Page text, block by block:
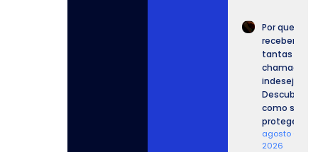
Por que
recebemos
tantas
chamadas
Descubra
como se
proteger.
agosto 6,
2026